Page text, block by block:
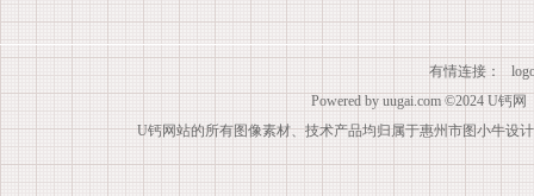
有情连接：
Powered by uugai.com ©2024 U钙网
U钙网站的所有图像素材、技术产品均归属于惠州市图小牛设